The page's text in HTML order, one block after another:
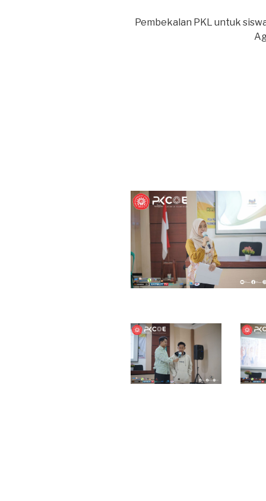
Pembekalan PKL untuk